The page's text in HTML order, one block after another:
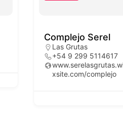
Complejo Serel
Las Grutas
+54 9 299 5114617
xsite.com/complejo